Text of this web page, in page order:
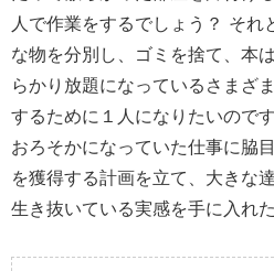
人で作業をするでしょう？ それ
な物を分別し、ゴミを捨て、本
らかり放題になっているさまざ
するために１人になりたいのです
おろそかになっていた仕事に脇
を獲得する計画を立て、大きな
生き抜いている実感を手に入れた